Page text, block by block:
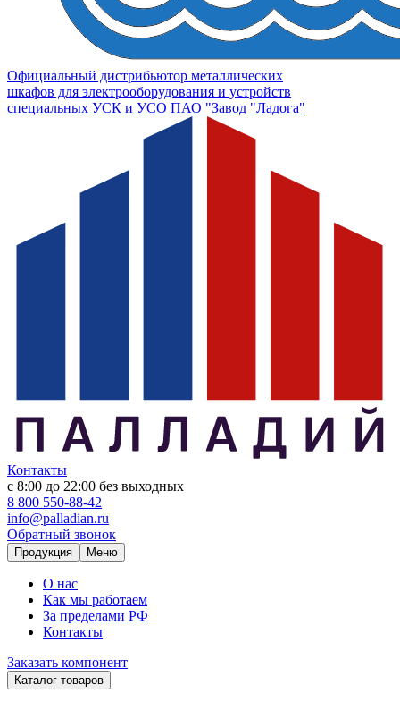
Официальный дистрибьютор металлических
шкафов для электрооборудования и устройств
специальных УСК и УСО ПАО "Завод "Ладога"
Контакты
с 8:00 до 22:00 без выходных
8 800 550-88-42
info@palladian.ru
Обратный звонок
Продукция Меню
О нас
Как мы работаем
За пределами РФ
Контакты
Заказать компонент
Каталог товаров